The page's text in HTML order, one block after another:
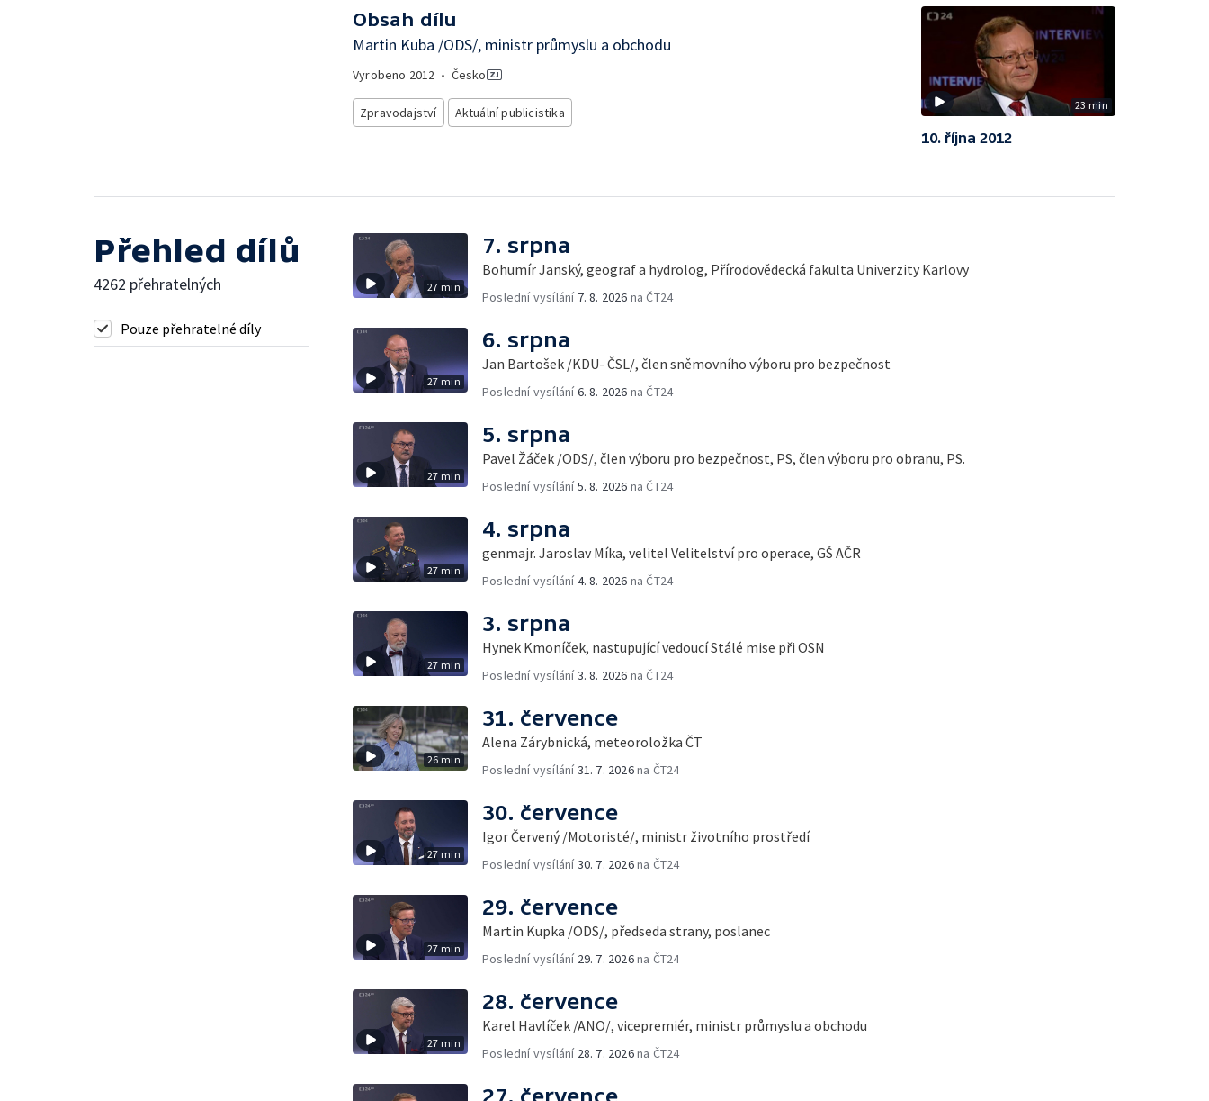
Obsah dílu
Martin Kuba /ODS/, ministr průmyslu a obchodu
Vyrobeno 2012 • Česko
Zpravodajství Aktuální publicistika 23 min
10. října 2012
Přehled dílů
4262 přehratelných
Pouze přehratelné díly
27 min
7. srpna
Bohumír Janský, geograf a hydrolog, Přírodovědecká fakulta Univerzity Karlovy
Poslední vysílání 7. 8. 2026 na ČT24
27 min
6. srpna
Jan Bartošek /KDU- ČSL/, člen sněmovního výboru pro bezpečnost
Poslední vysílání6. 8. 2026 na ČT24
27 min
5. srpna
Pavel Žáček /ODS/, člen výboru pro bezpečnost, PS, člen výboru pro obranu, PS.
Poslední vysílání5. 8. 2026 na ČT24
27 min
4. srpna
genmajr. Jaroslav Míka, velitel Velitelství pro operace, GŠ AČR
Poslední vysílání4. 8. 2026 na ČT24
27 min
3. srpna
Hynek Kmoníček, nastupující vedoucí Stálé mise při OSN
Poslední vysílání3. 8. 2026 na ČT24
26 min
31. července
Alena Zárybnická, meteoroložka ČT
Poslední vysílání31. 7. 2026na ČT24
27 min
30. července
Igor Červený /Motoristé/, ministr životního prostředí
Poslední vysílání30. 7. 2026na ČT24
27 min
29. července
Martin Kupka /ODS/, předseda strany, poslanec
Poslední vysílání 29. 7. 2026na ČT24
27 min
28. července
Karel Havlíček /ANO/, vicepremiér, ministr průmyslu a obchodu
Poslední vysílání 28. 7. 2026na ČT24
27. července